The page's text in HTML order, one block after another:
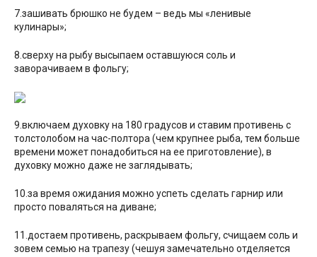
7.зашивать брюшко не будем – ведь мы «ленивые
кулинары»;
8.сверху на рыбу высыпаем оставшуюся соль и
заворачиваем в фольгу;
9.включаем духовку на 180 градусов и ставим противень с
толстолобом на час-полтора (чем крупнее рыба, тем больше
времени может понадобиться на ее приготовление), в
духовку можно даже не заглядывать;
10.за время ожидания можно успеть сделать гарнир или
просто поваляться на диване;
11.достаем противень, раскрываем фольгу, счищаем соль и
зовем семью на трапезу (чешуя замечательно отделяется